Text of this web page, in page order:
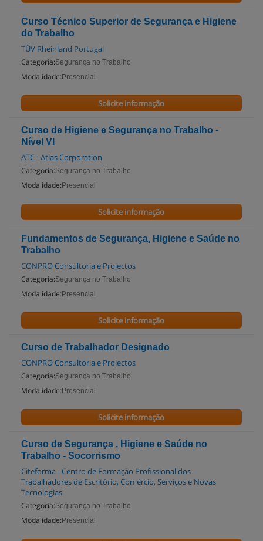
Curso Técnico Superior de Segurança e Higiene
do Trabalho
TÜV Rheinland Portugal
Categoria:Segurança no Trabalho
Modalidade: Presencial
Solicite informação
Curso de Higiene e Segurança no Trabalho -
Nível VI
ATC - Atlas Corporation
Categoria:Segurança no Trabalho
Modalidade: Presencial
Solicite informação
Fundamentos de Segurança, Higiene e Saúde no
Trabalho
CONPRO Consultoria e Projectos
Categoria:Segurança no Trabalho
Modalidade: Presencial
Solicite informação
Curso de Trabalhador Designado
CONPRO Consultoria e Projectos
Categoria:Segurança no Trabalho
Modalidade: Presencial
Solicite informação
Curso de Segurança , Higiene e Saúde no
Trabalho - Socorrismo
Citeforma - Centro de Formação Profissional dos
Trabalhadores de Escritório, Comércio, Serviços e Novas
Tecnologias
Categoria:Segurança no Trabalho
Modalidade: Presencial